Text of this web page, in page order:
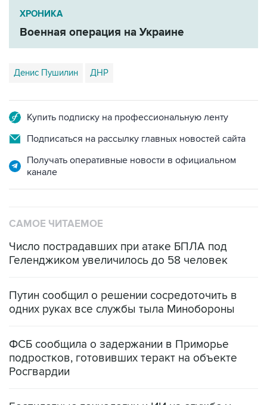
Военная операция на Украине
Денис Пушилин ДНР
Подписаться на рассылку главных новостей сайта
Получать оперативные новости в официальном
Число пострадавших при атаке БПЛА под
Путин сообщил о решении сосредоточить в
ФСБ сообщила о задержании в Приморье
Росгвардии
Беспилотные технологии и ИИ на службе у